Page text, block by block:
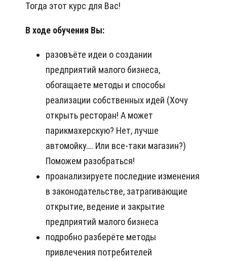
Тогда этот курс для Вас!
В ходе обучения Вы:
разовъёте идеи о создании
предприятий малого бизнеса,
обогащаете методы и способы
реализации собственных идей (Хочу
открыть ресторан! А может
парикмахерскую? Нет, лучше
автомойку…. Или все-таки магазин?)
Поможем разобраться!
проанализируете последние изменения
в законодательстве, затрагивающие
открытие, ведение и закрытие
предприятий малого бизнеса
подробно разберёте методы
привлечения потребителей